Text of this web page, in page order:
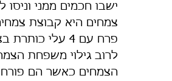
ישבו חכמים ממני
צמחים היא קבוצת
פרח עם 4 עלי כותרת בצורת צלב.
לרוב גילוי משפחת
הצמחים כאשר הם